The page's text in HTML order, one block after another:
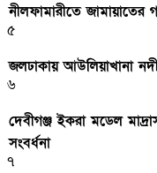
নীলফামারীতে জামায়াতের
৫
জলঢাকায় আউলিয়াখানা
৬
দেবীগঞ্জ ইকরা মডেল
সংবর্ধনা
৭